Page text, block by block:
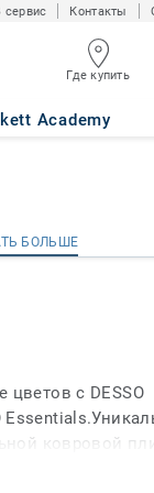
сервис Контакты
Где купить
Academy
БОЛЬШЕ
с DESSO
ковровой
сочетает в себе